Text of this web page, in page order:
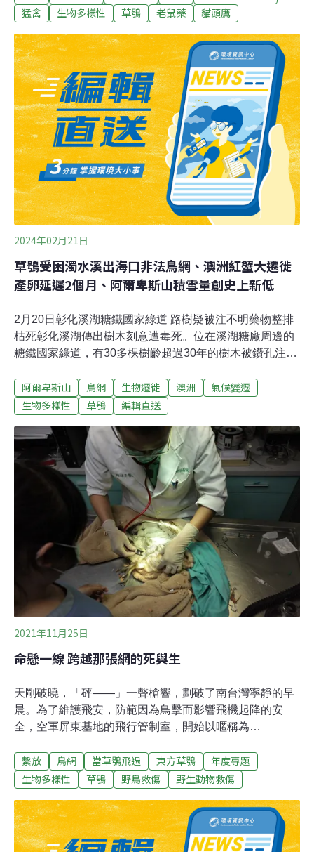
物，為草鴞保育增加一絲希望。台灣的貓頭鷹大多是森林
境變動劇烈，經常因為開發、火燒、外來種植物入侵等問
題消失。棲地大幅減少，原本數量就不多的草鴞，陷入危
機，被列為一級保育類動物。設棲架為找回猛禽 意外成為
草鴞生態監測利器心型的蘋果臉，烏黑的大眼睛，草鴞外
型讓人過目不忘，牠們會在棲架上打瞌睡、抓到老鼠也會
帶到棲架上吃，遇到下雨天會靜靜站在棲架上淋雨，繁殖
季還會一起站在棲架上放閃。這些行為都是因為有了棲
架，才能親眼目睹。牠們主要在草生地活動，夜晚也會到
農田環境覓食，因而面臨鼠藥毒害、中鳥網等危機。
猛禽
生物多樣性 草鴞 老鼠藥 貓頭鷹
2024年02月21日
草鴞受困濁水溪出海口非法鳥網、澳洲紅蟹大遷徙
產卵延遲2個月、阿爾卑斯山積雪量創史上新低
2月20日彰化溪湖糖鐵國家綠道 路樹疑被注不明藥物整排
枯死彰化溪湖傳出樹木刻意遭毒死。位在溪湖糖廠周邊的
糖鐵國家綠道，有30多棵樹齡超過30年的樹木被鑽孔注入
後，趕緊通知縣府到場了解情況，警方也已調閱監視器，
擴大追查可疑人車。（公視新聞報導）濁水溪出海口非法
現1隻被鳥網困住的草鴞，通報相關單位並送到野生動物
急救站，經檢傷後草鴞腿部受傷、略有脫水，雲林縣農業
處說，草鴞屬於保育類瀕臨絕種野生動物，縣府將依據野
生動物保育法，針對非法架設鳥網的行為人開罰。（中央
阿爾卑斯山 鳥網 生物遷徙 澳洲
氣候變遷
生物多樣性
草鴞 編輯直送
2021年11月25日
命懸一線 跨越那張網的死與生
天剛破曉，「砰——」一聲槍響，劃破了南台灣寧靜的早
晨。為了維護飛安，防範因為鳥擊而影響飛機起降的安
全，空軍屏東基地的飛行管制室，開始以暱稱為
了檢視跑道，巡查機場內為防止飛鳥闖入而架設的鳥網也
是重點工作之一，因過程中有機會發現瀕危的保育類草鴞
草生環境日益縮減，而軍方機場周邊相當空曠，且有大片
草生地，因而成為草鴞棲地環境之一。誤中機場鳥網 分秒
必爭搶生機「中網的鳥最怕在太陽下曝曬，脫水而亡。」
繫放 鳥網 當草鴞飛過 東方草鴞
年度專題
生物多樣性
草鴞 野鳥救傷 野生動物救傷